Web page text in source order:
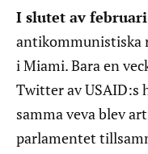
I slutet av februari
antikommunistiska
i Miami. Bara en
Twitter av USAID:s
samma veva blev
parlamentet